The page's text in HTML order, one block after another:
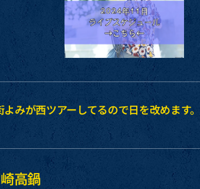
みが西ツアーしてるので日を改めます。
高鍋